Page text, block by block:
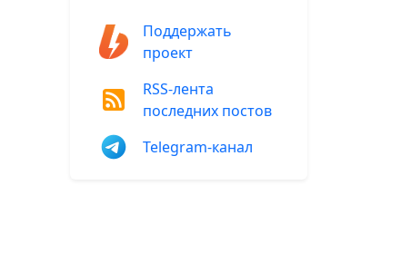
Поддержать
проект
RSS-лента
последних постов
Telegram-канал